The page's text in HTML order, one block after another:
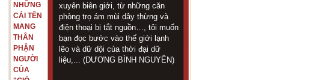
NHỮNG
CÁI TÊN
MANG
THÂN
PHẬN
NGƯỜI
CỦA
xuyên biên giới, từ những căn
phòng trọ ám mùi dây thừng và
điện thoại bị tắt nguồn…, tôi muốn
bạn đọc bước vào thế giới lạnh
lẽo và dữ dội của thời đại dữ
liệu,... (DƯƠNG BÌNH NGUYÊN)